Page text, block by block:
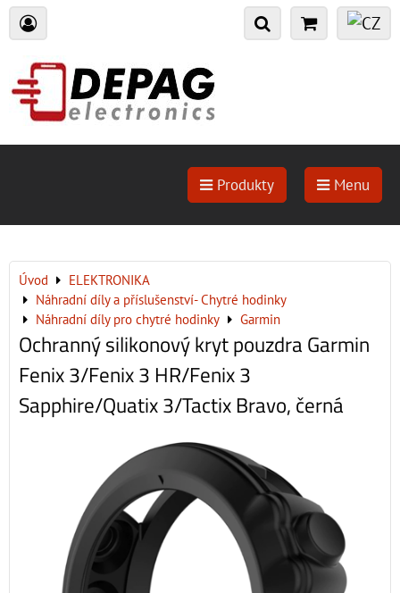
Produkty Menu
Úvod
ELEKTRONIKA
Náhradní díly a příslušenství- Chytré hodinky
Náhradní díly pro chytré hodinky
Garmin
Ochranný silikonový kryt pouzdra Garmin
Fenix 3/Fenix 3 HR/Fenix 3
Sapphire/Quatix 3/Tactix Bravo, černá